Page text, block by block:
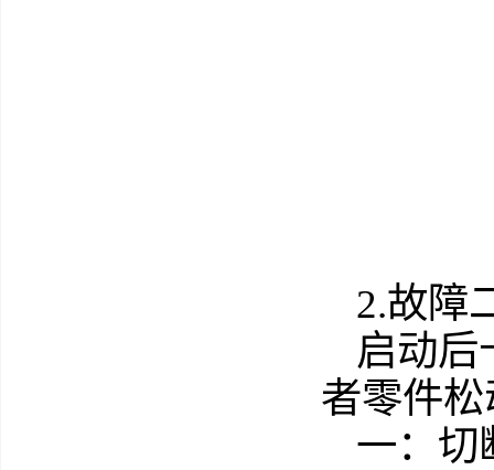
2.故障
启动后
者零件
一：切